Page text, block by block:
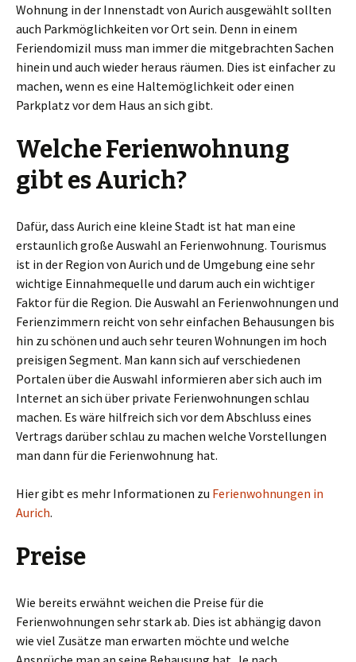
Wohnung in der Innenstadt von Aurich ausgewählt sollten
auch Parkmöglichkeiten vor Ort sein. Denn in einem
Feriendomizil muss man immer die mitgebrachten Sachen
hinein und auch wieder heraus räumen. Dies ist einfacher zu
machen, wenn es eine Haltemöglichkeit oder einen
Parkplatz vor dem Haus an sich gibt.
Welche Ferienwohnung
gibt es Aurich?
Dafür, dass Aurich eine kleine Stadt ist hat man eine
erstaunlich große Auswahl an Ferienwohnung. Tourismus
ist in der Region von Aurich und de Umgebung eine sehr
wichtige Einnahmequelle und darum auch ein wichtiger
Faktor für die Region. Die Auswahl an Ferienwohnungen und
Ferienzimmern reicht von sehr einfachen Behausungen bis
hin zu schönen und auch sehr teuren Wohnungen im hoch
preisigen Segment. Man kann sich auf verschiedenen
Portalen über die Auswahl informieren aber sich auch im
Internet an sich über private Ferienwohnungen schlau
machen. Es wäre hilfreich sich vor dem Abschluss eines
Vertrags darüber schlau zu machen welche Vorstellungen
man dann für die Ferienwohnung hat.
Hier gibt es mehr Informationen zu Ferienwohnungen in
Aurich.
Preise
Wie bereits erwähnt weichen die Preise für die
Ferienwohnungen sehr stark ab. Dies ist abhängig davon
wie viel Zusätze man erwarten möchte und welche